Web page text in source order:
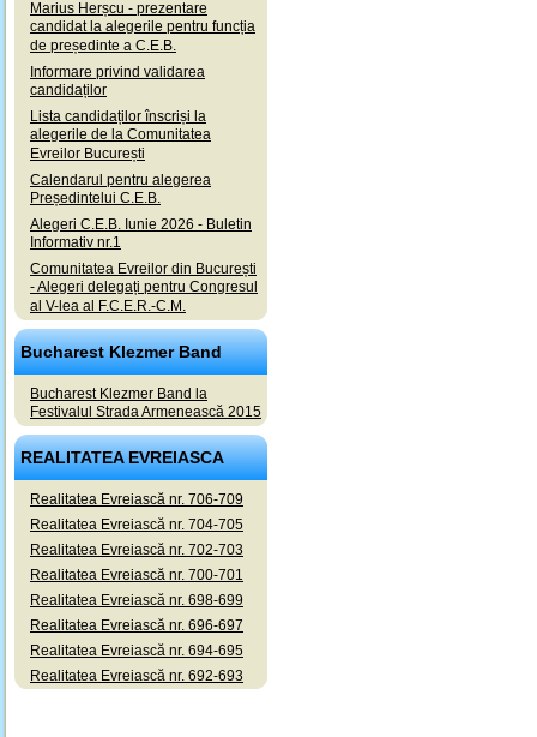
Marius Herșcu - prezentare
candidat la alegerile pentru funcția
de președinte a C.E.B.
Informare privind validarea
candidaților
Lista candidaților înscriși la
alegerile de la Comunitatea
Evreilor București
Calendarul pentru alegerea
Președintelui C.E.B.
Alegeri C.E.B. Iunie 2026 - Buletin
Informativ nr.1
Comunitatea Evreilor din București
- Alegeri delegați pentru Congresul
al V-lea al F.C.E.R.-C.M.
Bucharest Klezmer Band
Bucharest Klezmer Band la
Festivalul Strada Armenească 2015
REALITATEA EVREIASCA
Realitatea Evreiască nr. 706-709
Realitatea Evreiască nr. 704-705
Realitatea Evreiască nr. 702-703
Realitatea Evreiască nr. 700-701
Realitatea Evreiască nr. 698-699
Realitatea Evreiască nr. 696-697
Realitatea Evreiască nr. 694-695
Realitatea Evreiască nr. 692-693